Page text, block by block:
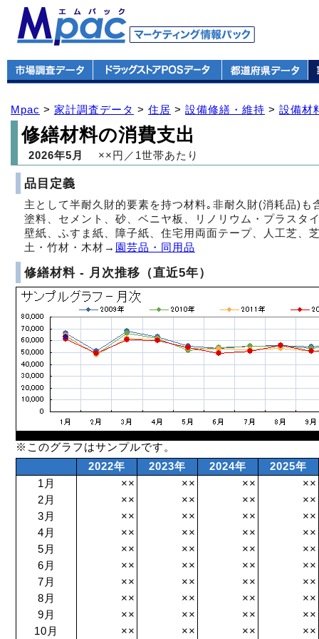
Mpac > 家計調査データ > 住居 > 設備修繕・維持 > 設備材
修繕材料の消費支出
2026年5月 ××円／1世帯あたり
品目定義
主として半耐久財的要素を持つ材料｡非耐久財(消耗品)
塗料、セメント、砂、ベニヤ板、リノリウム・プラスタ
壁紙、ふすま紙、障子紙、住宅用両面テープ、人工芝
土・竹材・木材→ 園芸品・同用品
修繕材料 - 月次推移（直近5年）
※このグラフはサンプルです。
2022年
2023年 2024年
2025年
1月
×× ×× ××
××
2月
×× ×× ××
××
3月
×× ×× ××
××
4月
×× ×× ××
××
5月
×× ×× ××
××
6月
×× ×× ××
××
7月
×× ×× ××
××
8月
×× ×× ××
××
9月
×× ×× ××
××
10月
×× ×× ×× ××